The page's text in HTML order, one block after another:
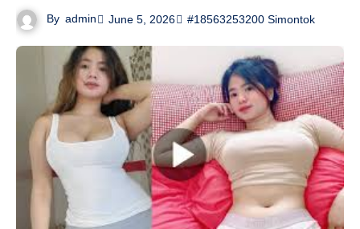
By admin June 5, 2026 #18563253200 Simontok